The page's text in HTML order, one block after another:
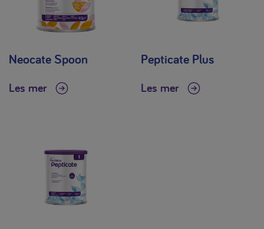
Neocate Spoon
Les mer
Pepticate Plus
Les mer